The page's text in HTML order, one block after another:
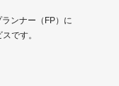
ンナー（FP）に
です。